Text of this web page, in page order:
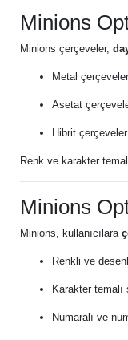
Minions
Minions çerçeveler,
Metal
Asetat
Hibrit
Renk ve karakter
Minions
Minions, kullanıcılara
Renkli ve
Karakter temalı
Numaralı ve